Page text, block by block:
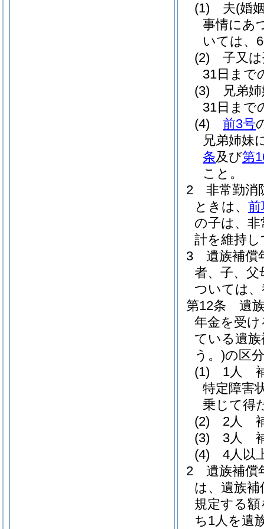
(1)
夫(婚
事情にあ
いては、
(2)
子又
31日まで
(3)
兄弟
31日まで
(4)
前3号
兄弟姉妹
条及び第
こと。
2
非常勤消
ときは、 前
の子は、
計を維持
3
遺族補償
者、子、父
ついては
第12条
遺
年金を受
ている遺
う。)の区
(1)
1人
特定障害
乗じて得
(2)
2人
(3)
3人
(4)
4人以
2
遺族補償
は、遺族
規定する
ち1人を遺